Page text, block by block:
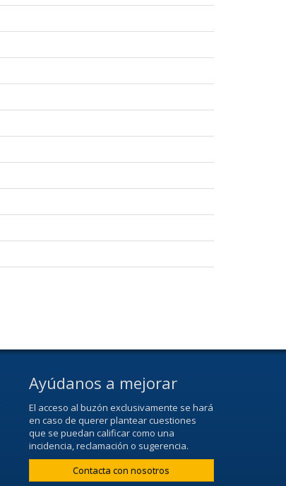
Ayúdanos a mejorar
El acceso al buzón exclusivamente se hará
en caso de querer plantear cuestiones
que se puedan calificar como una
incidencia, reclamación o sugerencia.
Contacta con nosotros